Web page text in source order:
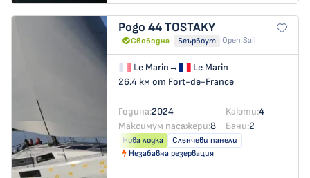
Pogo 44TOSTAKY
Свободна Беърбоут Open Sail
Le Marin→
Le Marin
26.4 км от Fort-de-France
Година:2024 Каюти:4
Максимум пасажери:8 Бани:2
Нова лодка
Слънчеви панели
Незабавна резервация